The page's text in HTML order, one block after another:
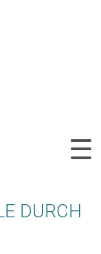
☰
DURCH